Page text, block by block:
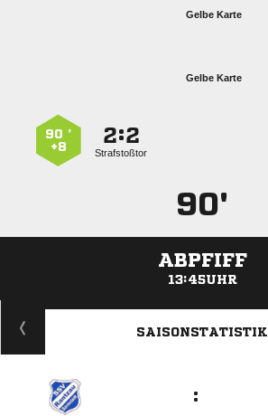
Gelbe Karte
Gelbe Karte
:
Strafstoßtor
90 ’
+8
90'
ABPFIFF
13:45UHR
ANZEIGE
SAISONSTATISTIK
: